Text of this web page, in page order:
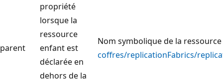
parent
propriété
lorsque la
ressource
enfant est
déclarée en
dehors de la
Nom symbolique de la
coffres/replicationFabrics/